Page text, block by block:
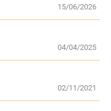
15/06/2026
04/04/2025
02/11/2021